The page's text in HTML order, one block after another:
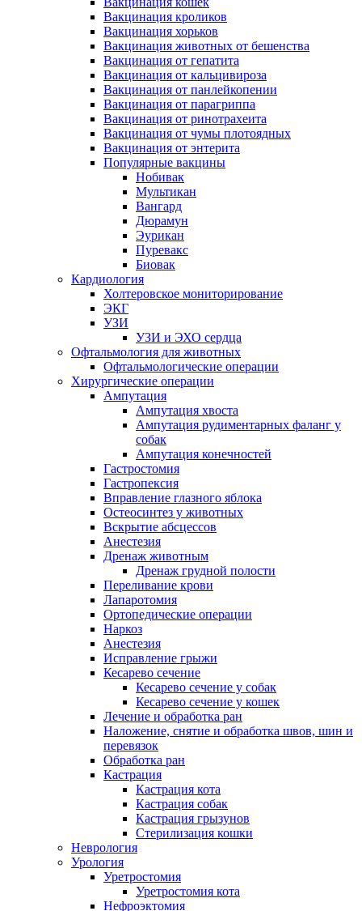
Вакцинация кроликов
Вакцинация хорьков
Вакцинация животных от бешенства
Вакцинация от гепатита
Вакцинация от кальцивироза
Вакцинация от панлейкопении
Вакцинация от парагриппа
Вакцинация от ринотрахеита
Вакцинация от чумы плотоядных
Вакцинация от энтерита
Популярные вакцины
Нобивак
Мультикан
Вангард
Дюрамун
Эурикан
Пуревакс
Биовак
Кардиология
Холтеровское мониторирование
ЭКГ
УЗИ
УЗИ и ЭХО сердца
Офтальмология для животных
Офтальмологические операции
Хирургические операции
Ампутация
Ампутация хвоста
Ампутация рудиментарных фаланг у
собак
Ампутация конечностей
Гастростомия
Гастропексия
Вправление глазного яблока
Остеосинтез у животных
Вскрытие абсцессов
Анестезия
Дренаж животным
Дренаж грудной полости
Переливание крови
Лапаротомия
Ортопедические операции
Наркоз
Анестезия
Исправление грыжи
Кесарево сечение
Кесарево сечение у собак
Кесарево сечение у кошек
Лечение и обработка ран
Наложение, снятие и обработка швов, шин и
перевязок
Обработка ран
Кастрация
Кастрация кота
Кастрация собак
Кастрация грызунов
Стерилизация кошки
Неврология
Урология
Уретростомия
Уретростомия кота
Нефроэктомия